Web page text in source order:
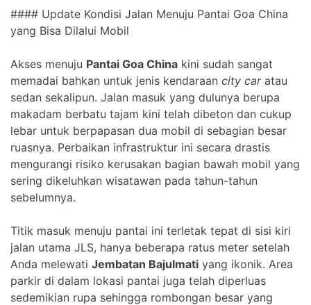
#### Update Kondisi Jalan Menuju Pantai Goa China
yang Bisa Dilalui Mobil
Akses menuju Pantai Goa China kini sudah sangat
memadai bahkan untuk jenis kendaraan city caratau
sedan sekalipun. Jalan masuk yang dulunya berupa
makadam berbatu tajam kini telah dibeton dan cukup
lebar untuk berpapasan dua mobil di sebagian besar
ruasnya. Perbaikan infrastruktur ini secara drastis
mengurangi risiko kerusakan bagian bawah mobil yang
sering dikeluhkan wisatawan pada tahun-tahun
sebelumnya.
Titik masuk menuju pantai ini terletak tepat di sisi kiri
jalan utama JLS, hanya beberapa ratus meter setelah
Anda melewati Jembatan Bajulmati yang ikonik. Area
parkir di dalam lokasi pantai juga telah diperluas
sedemikian rupa sehingga rombongan besar yang